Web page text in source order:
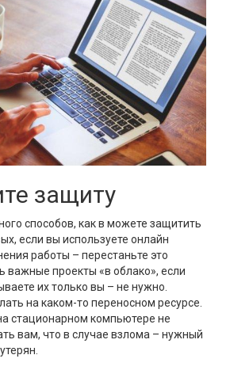
защиту
способов, как в можете защитить
если вы используете онлайн
работы – перестаньте это
важные проекты «в облако», если
их только вы – не нужно.
на каком-то переносном ресурсе.
стационарном компьютере не
вам, что в случае взлома – нужный